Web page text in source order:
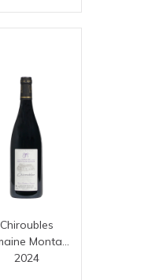
Chiroubles
2024